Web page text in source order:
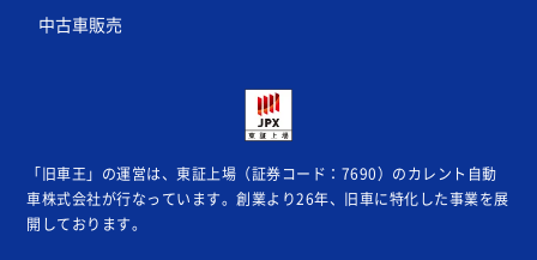
中古車販売
「旧車王」の運営は、東証上場（証券コード：7690）のカレント自動
車株式会社が行なっています。創業より26年、旧車に特化した事業を展
開しております。